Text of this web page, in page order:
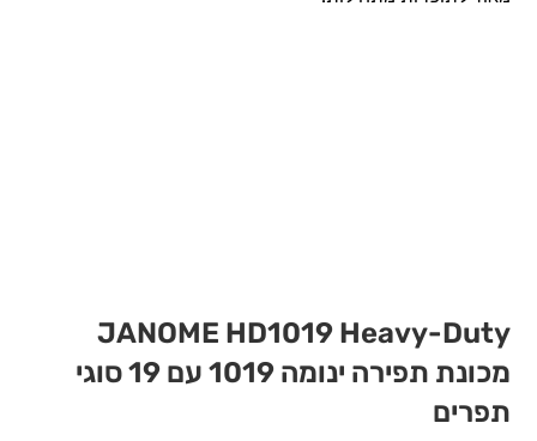
JANOME HD1019 Heavy-Duty
מכונת תפירה ינומה 1019 עם 19 סוגי
תפרים